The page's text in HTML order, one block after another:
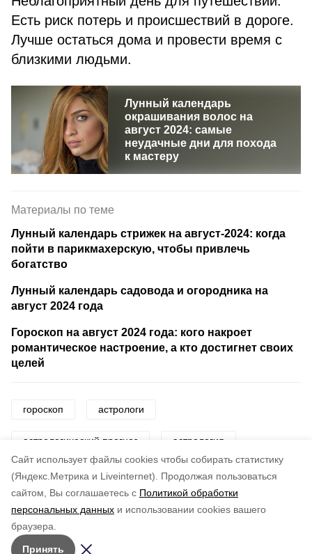
Cайт использует файлы cookies чтобы собирать статистику
(Яндекс.Метрика и Liveinternet).
Продолжая пользоваться
сайтом, Вы соглашаетесь с Политикой обработки
персональных данных и использовании cookies вашего
браузера.
Принять
Есть риск потерь и происшествий в дороге.
Лучше остаться дома и провести время с
близкими людьми.
Лунный календарь
окрашивания волос на
август 2024: самые
неудачные дни для похода
к мастеру
Материалы по теме
Лунный календарь стрижек на август-2024: когда
пойти в парикмахерскую, чтобы привлечь
богатство
Лунный календарь садовода и огородника на
август 2024 года
Гороскоп на август 2024 года: кого накроет
романтическое настроение, а кто достигнет своих
целей
гороскоп астрологи
астрологический прогноз астрология
знаки зодиака звезды
Понравилась статья?
5